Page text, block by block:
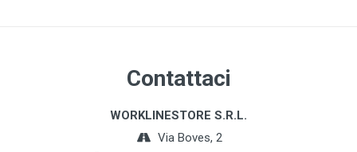
Contattaci
WORKLINESTORE S.R.L.
Via Boves, 2